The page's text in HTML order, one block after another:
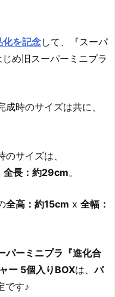
化を記念して、『スーパ
め旧スーパーミニプラ
成時のサイズは共に、
のサイズは、
全長：約29cm。
全高：約15cm x 全幅：
パーミニプラ『進化合
ー 5個入りBOXは、バ
です♪